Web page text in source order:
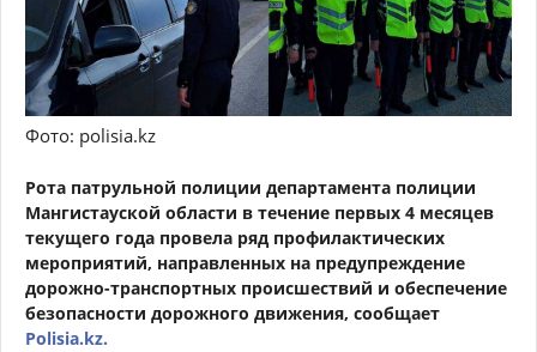
Фото: polisia.kz
Рота патрульной полиции департамента полиции
Мангистауской области в течение первых 4 месяцев
текущего года провела ряд профилактических
мероприятий, направленных на предупреждение
дорожно-транспортных происшествий и обеспечение
безопасности дорожного движения, сообщает
Polisia.kz.